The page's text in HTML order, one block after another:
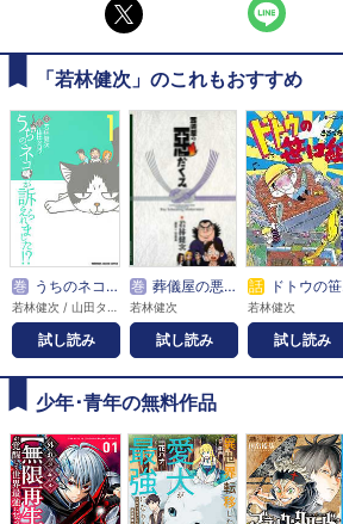
「若林健次」のこれもおすすめ
巻 うちのネコが訴えられました!?
試し読み
巻 葬儀屋の悪だくみ
若林健次
試し読み
話 ドトウの笹口組
若林健次
試し読み
少年･青年の無料作品